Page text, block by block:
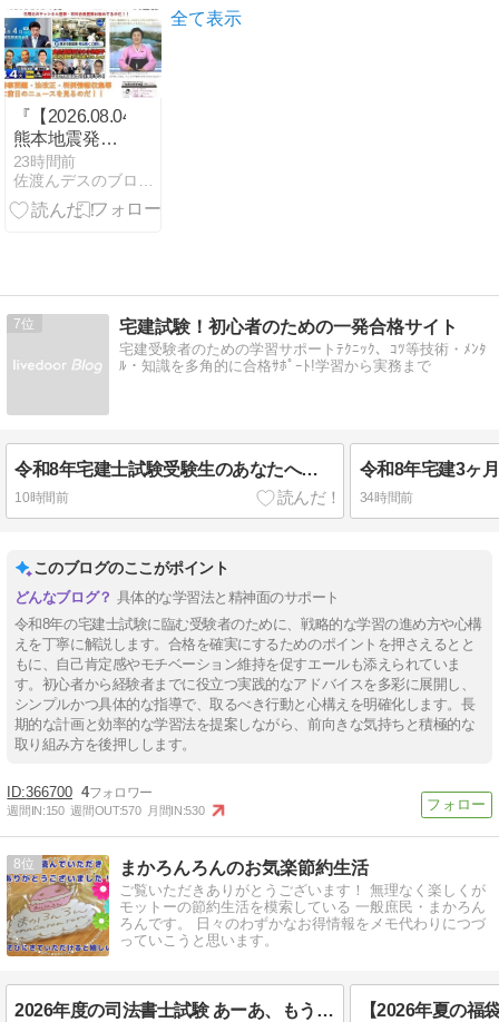
『【2026.08.04】
熊本地震発生
から1週間…
企業の影響は-
ほか。【#ニ
23時間前
佐渡んデスのブログなのだ！！
全て表示
7 宅建試験！初心者のための一発合格サイト
宅建受験者のための学習サポートﾃｸﾆｯｸ、ｺﾂ等技術・ﾒﾝﾀ
ﾙ・知識を多角的に合格ｻﾎﾟｰﾄ!学習から実務まで
令和8年宅建士試験受験生のあなたへ★学習を頑張るあなたへの心からのエール10
10時間前 34時間前
このブログのここがポイント
具体的な学習法と精神面のサポート
令和8年の宅建士試験に臨む受験者のために、戦略的な学習の進め方や心構
えを丁寧に解説します。合格を確実にするためのポイントを押さえるとと
もに、自己肯定感やモチベーション維持を促すエールも添えられていま
す。初心者から経験者までに役立つ実践的なアドバイスを多彩に展開し、
シンプルかつ具体的な指導で、取るべき行動と心構えを明確化します。長
期的な計画と効率的な学習法を提案しながら、前向きな気持ちと積極的な
取り組み方を後押しします。
366700 4
週間IN:150 週間OUT:570 月間IN:530
8 まかろんろんのお気楽節約生活
ご覧いただきありがとうございます！ 無理なく楽しくが
モットーの節約生活を模索している 一般庶民・まかろん
ろんです。 日々のわずかなお得情報をメモ代わりにつづ
っていこうと思います。
2026年度の司法書士試験 あーあ、もうアカンがな…